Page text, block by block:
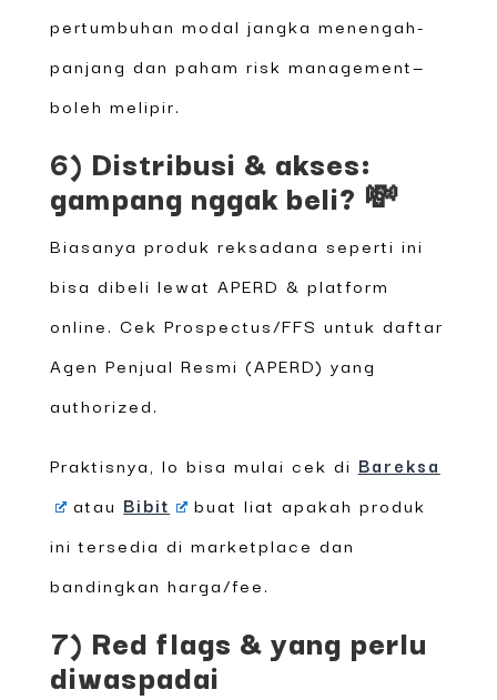
pertumbuhan modal jangka menengah-
panjang dan paham risk management—
boleh melipir.
6) Distribusi & akses:
gampang nggak beli? 💸
Biasanya produk reksadana seperti ini
bisa dibeli lewat APERD & platform
online. Cek Prospectus/FFS untuk daftar
Agen Penjual Resmi (APERD) yang
authorized.
Praktisnya, lo bisa mulai cek di Bareksa
atau Bibit
buat liat apakah produk
ini tersedia di marketplace dan
bandingkan harga/fee.
7) Red flags & yang perlu
diwaspadai